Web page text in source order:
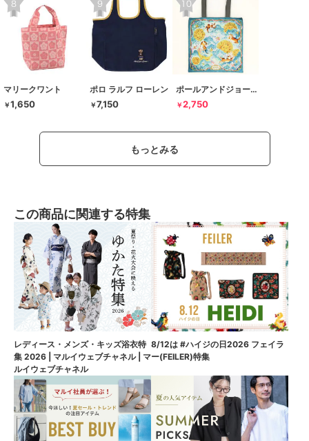
マリークワント
￥1,650
ポロ ラルフ ローレン
￥7,150
ポールアンドジョーアクセソワ
￥2,750
もっとみる
この商品に関連する特集
レディース・メンズ・キッズ浴衣特
集 2026 | マルイウェブチャネル | マ
ルイウェブチャネル
8/12は #ハイジの日2026 フェイラ
ー(FEILER)特集